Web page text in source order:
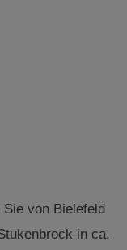
von Bielefeld
in ca.